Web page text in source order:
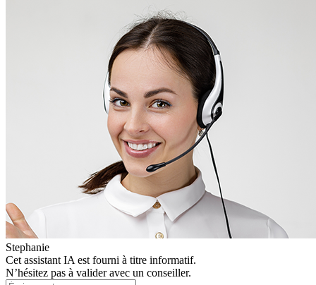
Stephanie
Cet assistant IA est fourni à titre informatif.
N’hésitez pas à valider avec un conseiller.